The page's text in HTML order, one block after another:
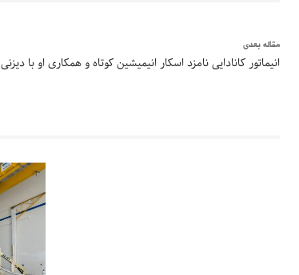
مقاله بعدی
انیماتور کانادایی نامزد اسکار انیمیشین کوتاه و همکاری‌ او با دیزنی